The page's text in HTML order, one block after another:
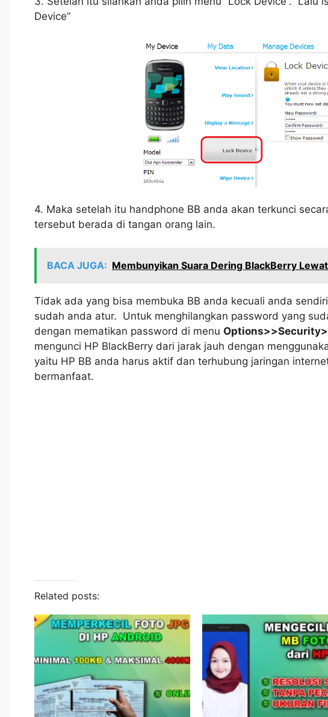
Device”
4. Maka setelah itu handphone BB anda akan terkunci
tersebut berada di tangan orang lain.
BACA JUGA: Membunyikan Suara Dering BlackBerry
Tidak ada yang bisa membuka BB anda kecuali anda
sudah anda atur. Untuk menghilangkan password yang
dengan mematikan password di menu
mengunci HP BlackBerry dari jarak jauh dengan
yaitu HP BB anda harus aktif dan terhubung jaringan
bermanfaat.
Related posts: